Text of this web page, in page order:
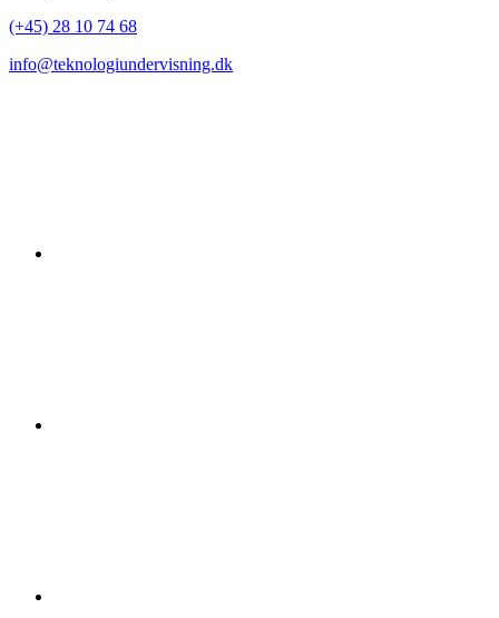
(+45) 28 10 74 68
info@teknologiundervisning.dk